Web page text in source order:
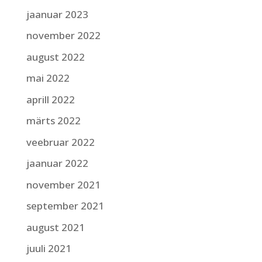
jaanuar 2023
november 2022
august 2022
mai 2022
aprill 2022
märts 2022
veebruar 2022
jaanuar 2022
november 2021
september 2021
august 2021
juuli 2021